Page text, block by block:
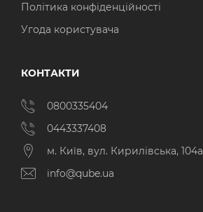
Політика конфіденційності
Угода користувача
КОНТАКТИ
0800335404
0443337408
м. Київ, вул. Кирилівська, 104а
info@qube.ua